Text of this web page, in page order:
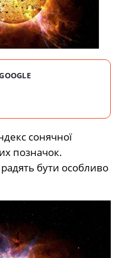
сонячної
позначок.
бути особливо